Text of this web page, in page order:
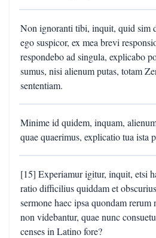
Non ignoranti tibi, inquit, quid sim
ego suspicor, ex mea brevi
respondebo ad singula, explicabo
sumus, nisi alienum putas, totam
sententiam.
Minime id quidem, inquam,
quae quaerimus, explicatio tua ista
[15] Experiamur igitur, inquit, etsi
ratio difficilius quiddam et
sermone haec ipsa quondam
non videbantur, quae nunc
censes in Latino fore?